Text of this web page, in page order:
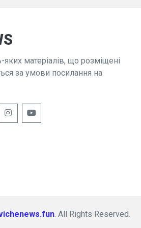
яких матеріалів, що розміщені
за умови посилання на
. All Rights Reserved.